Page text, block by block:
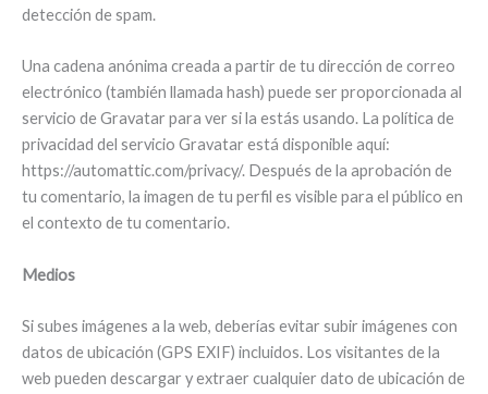
detección de spam.
Una cadena anónima creada a partir de tu dirección de correo
electrónico (también llamada hash) puede ser proporcionada al
servicio de Gravatar para ver si la estás usando. La política de
privacidad del servicio Gravatar está disponible aquí:
https://automattic.com/privacy/. Después de la aprobación de
tu comentario, la imagen de tu perfil es visible para el público en
el contexto de tu comentario.
Medios
Si subes imágenes a la web, deberías evitar subir imágenes con
datos de ubicación (GPS EXIF) incluidos. Los visitantes de la
web pueden descargar y extraer cualquier dato de ubicación de